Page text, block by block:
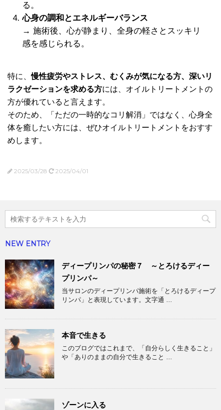
る。
心身の調和とエネルギーバランス
→ 施術後、心が静まり、全身の軽さとスッキリ
感を感じられる。
特に、慢性疲労やストレス、むくみが気になる方、深いリ
ラクゼーションを求める方には、オイルトリートメントの
方が優れていると言えます。
そのため、「ただの一時的なコリ解消」ではなく、心身全
体を癒したい方には、ぜひオイルトリートメントをおすす
めします。
2025/03/28 2025/04/01
NEW ENTRY
ディープリンパの秘密７ ～とろけるディー
プリンパ～
当サロンのディープリンパ施術を「とろけるディープ
リンパ」と表現しています。文字通 ...
本音で生きる
このブログではこれまで、「自分らしく生きること」
や「ありのままの自分で生きること ...
ゾーンに入る